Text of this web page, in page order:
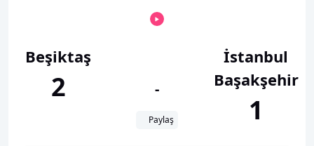
Beşiktaş
2 -
Paylaş
İstanbul
Başakşehir
1